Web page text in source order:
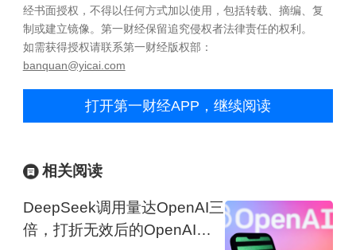
经书面授权，不得以任何方式加以使用，包括转载、摘编、复
制或建立镜像。第一财经保留追究侵权者法律责任的权利。
如需获得授权请联系第一财经版权部：
banquan@yicai.com
打开第一财经APP，继续阅读
相关阅读
DeepSeek调用量达OpenAI三
倍，打折无效后的OpenAI选